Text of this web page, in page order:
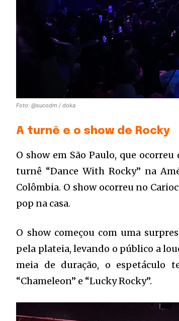
Foto: @sucodm / doka
A turnê e o show de Rocky
O show em São Paulo, que
turnê “Dance With Rocky” na
Colômbia. O show ocorreu no
pop na casa.
O show começou com uma
pela plateia, levando o público a
meia de duração, o espetáculo
“Chameleon” e “Lucky Rocky”.